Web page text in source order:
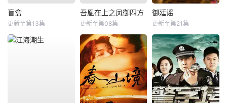
盲盒
更新至第13集
吾凰在上之凤御四方
更新至第08集
御廷谣
更新至第21集